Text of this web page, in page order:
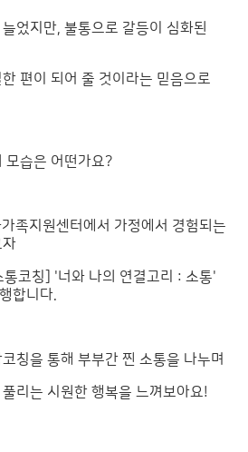
었지만, 불통으로 갈등이 심화된
편이 되어 줄 것이라는 믿음으로
모습은 어떤가요?
족지원센터에서 가정에서 경험되는
자
통코칭] '너와 나의 연결고리 : 소통'
합니다.
칭을 통해 부부간 찐 소통을 나누며
리는 시원한 행복을 느껴보아요!